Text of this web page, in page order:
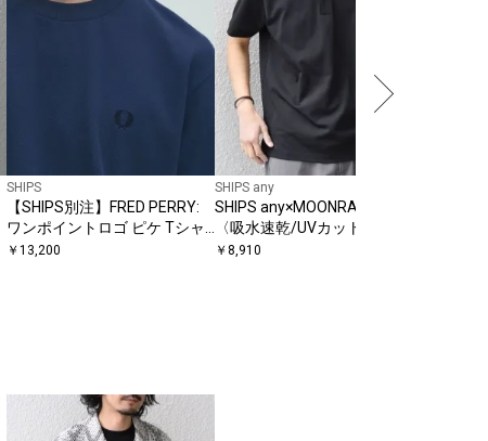
SHIPS
【SHIPS別注】FRED PERRY:
ワンポイントロゴ ピケ Tシャ
ツ 26SS
￥ 13,200
SHIPS any
SHIPS any×MOONRAKERS:
〈吸水速乾/UVカット/消臭
等〉MOON-TECH(R) ボタンダ
￥ 8,910